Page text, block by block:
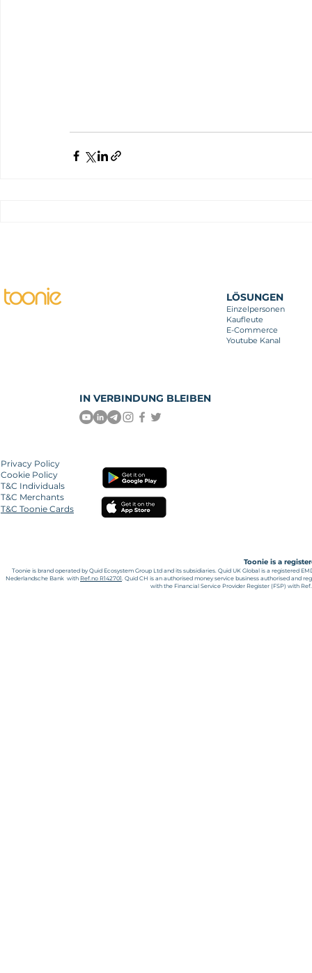
LÖSUNGEN
Einzelpersonen
Kaufleute
E-Commerce
Youtube Kanal
IN VERBINDUNG BLEIBEN
Privacy Policy
Cookie Policy
T&C Individuals
T&C Merchants
T&C Toonie Cards
Toonie is a
Toonie is brand operated by Quid Ecosystem Group Ltd and its subsidiaries. Quid UK Global is a registered
Nederlandsche Bank with Ref.no R142701. Quid CH is an authorised money service business authorised and
with the Financial Service Provider Register (FSP) with